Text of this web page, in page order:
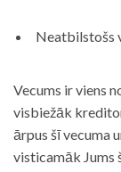
Neatbilstošs
Vecums ir viens
visbiežāk
ārpus šī vecuma
visticamāk Jums